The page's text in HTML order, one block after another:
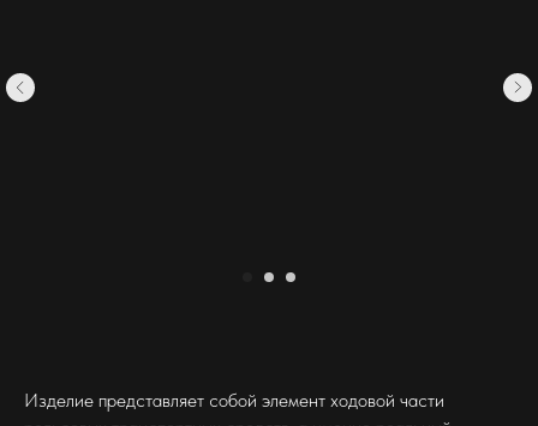
Изделие представляет собой элемент ходовой части